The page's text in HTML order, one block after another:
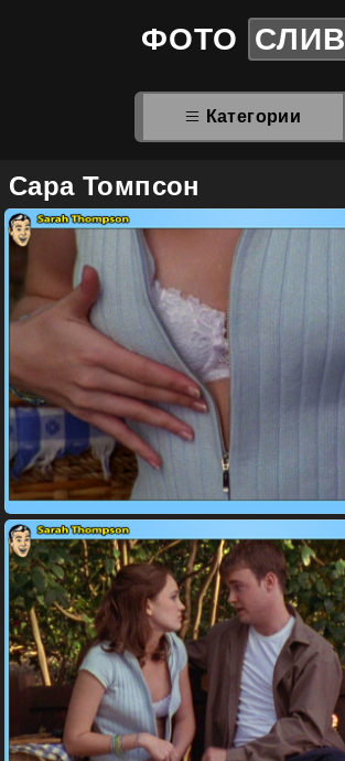
ФОТО СЛИВ
Категории
Сара Томпсон